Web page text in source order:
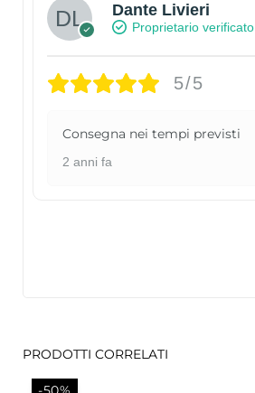
Dante Livieri
Proprietario verificato
5/5
Consegna nei tempi previsti
2 anni fa
PRODOTTI CORRELATI